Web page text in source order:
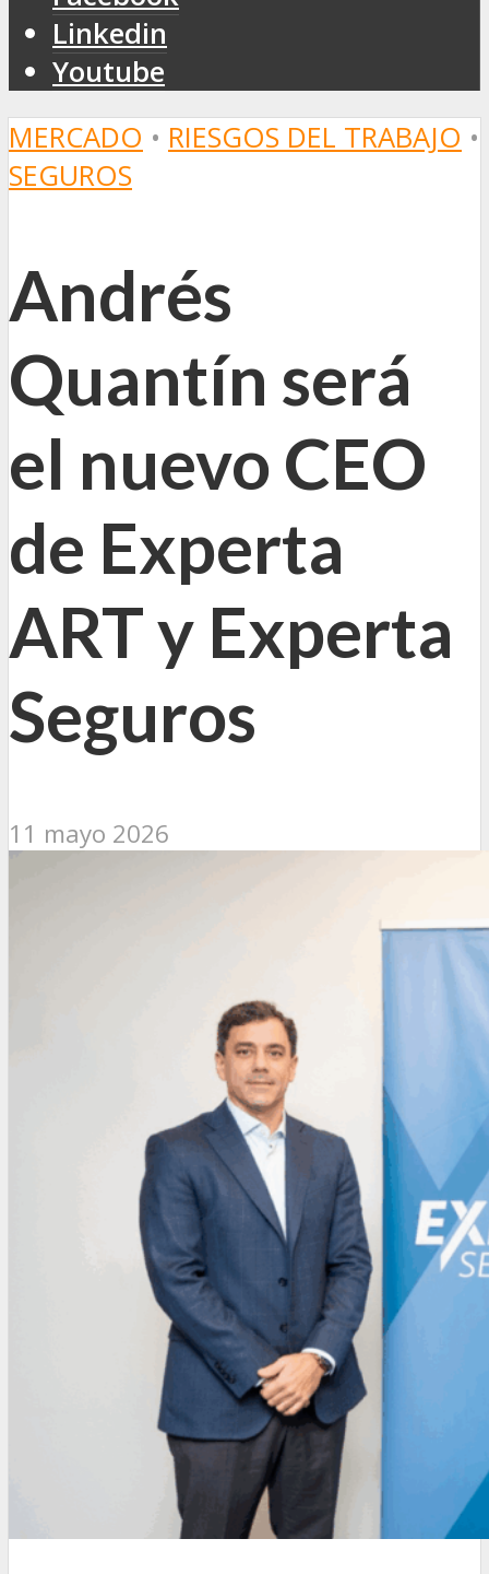
Linkedin
Youtube
MERCADO • RIESGOS DEL TRABAJO •
SEGUROS
Andrés
Quantín será
el nuevo CEO
de Experta
ART y Experta
Seguros
11 mayo 2026